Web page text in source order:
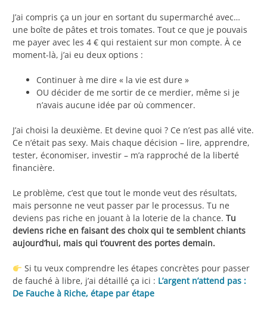
J’ai compris ça un jour en sortant du supermarché avec…
une boîte de pâtes et trois tomates. Tout ce que je pouvais
me payer avec les 4 € qui restaient sur mon compte. À ce
moment-là, j’ai eu deux options :
Continuer à me dire « la vie est dure »
OU décider de me sortir de ce merdier, même si je
n’avais aucune idée par où commencer.
J’ai choisi la deuxième. Et devine quoi ? Ce n’est pas allé vite.
Ce n’était pas sexy. Mais chaque décision – lire, apprendre,
tester, économiser, investir – m’a rapproché de la liberté
financière.
Le problème, c’est que tout le monde veut des résultats,
mais personne ne veut passer par le processus. Tu ne
deviens pas riche en jouant à la loterie de la chance. Tu
deviens riche en faisant des choix qui te semblent chiants
aujourd’hui, mais qui t’ouvrent des portes demain.
Si tu veux comprendre les étapes concrètes pour passer
de fauché à libre, j’ai détaillé ça ici : L’argent n’attend pas :
De Fauche à Riche, étape par étape